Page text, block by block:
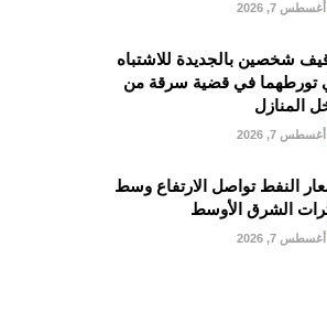
أغسطس 7, 2026
شخصين بالجديدة للاشتباه
تورطهما في قضية سرقة من
المنازل
أغسطس 7, 2026
النفط تواصل الارتفاع وسط
الشرق الأوسط
أغسطس 7, 2026